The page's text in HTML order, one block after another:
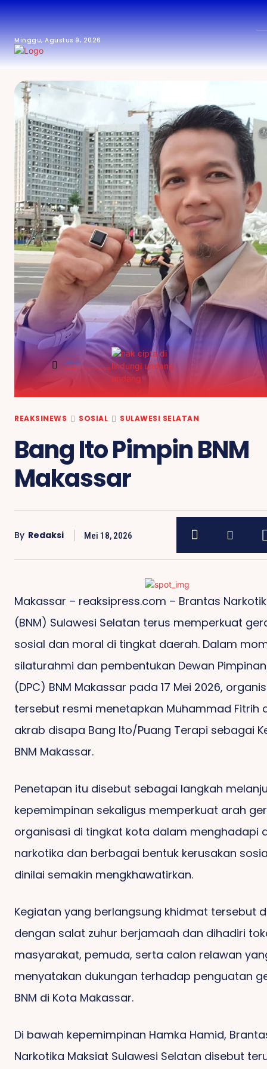
Minggu, Agustus 9, 2026
credit by :
reaksipress.com
REAKSINEWS SOSIAL SULAWESI SELATAN
Bang Ito Pimpin BNM
Makassar
By Redaksi Mei 18, 2026
Makassar – reaksipress.com – Brantas
(BNM) Sulawesi Selatan terus memperkuat
sosial dan moral di tingkat daerah. Dalam
silaturahmi dan pembentukan Dewan
(DPC) BNM Makassar pada 17 Mei 2026,
tersebut resmi menetapkan Muhammad Fitrih
akrab disapa Bang Ito/Puang Terapi sebagai
BNM Makassar.
Penetapan itu disebut sebagai langkah
kepemimpinan sekaligus memperkuat arah
organisasi di tingkat kota dalam menghadapi
narkotika dan berbagai bentuk kerusakan
dinilai semakin mengkhawatirkan.
Kegiatan yang berlangsung khidmat tersebut
dengan salat zuhur berjamaah dan dihadiri
masyarakat, pemuda, serta calon relawan
menyatakan dukungan terhadap penguatan
BNM di Kota Makassar.
Di bawah kepemimpinan Hamka Hamid,
Narkotika Maksiat Sulawesi Selatan disebut
Ilegal Di
Lindung Maros
‘Kebal Hukum’
Ironi Karst Maros:
Rammang-Rammang
Dan “Bayang-
Bayang”Debu Semen
IKA-
PKH
Disdikbud
Gencarkan
PC PMII Dan IKA PMII
Maros Gelar
FKGSS
Guru